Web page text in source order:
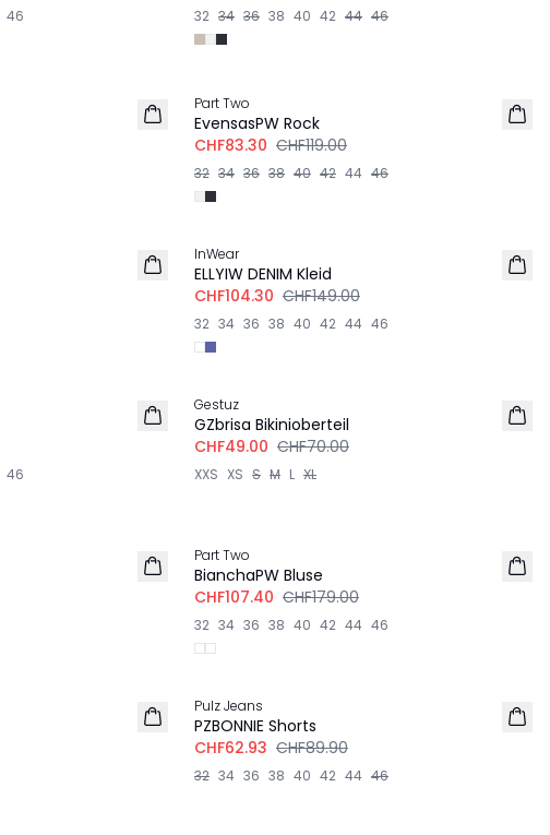
46 32 34 36 38 40 42 44 46
Part Two
EvensasPW Rock
CHF83.30 CHF119.00
32 34 36 38 40 42 44 46
InWear
ELLYIW DENIM Kleid
CHF104.30 CHF149.00
32 34 36 38 40 42 44 46
46
Gestuz
GZbrisa Bikinioberteil
CHF49.00 CHF70.00
XXS XS S M L XL
Part Two
BianchaPW Bluse
CHF107.40 CHF179.00
32 34 36 38 40 42 44 46
Pulz Jeans
PZBONNIE Shorts
CHF62.93 CHF89.90
32 34 36 38 40 42 44 46